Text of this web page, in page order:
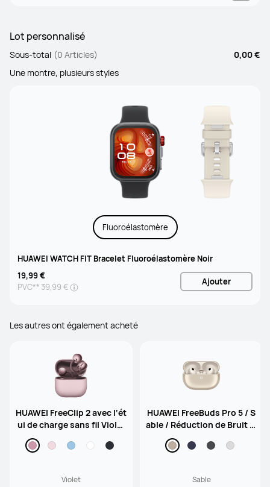
Lot personnalisé
Sous-total (0 Articles)
0,00 €
Une montre, plusieurs styles
Fluoroélastomère
HUAWEI WATCH FIT Bracelet Fluoroélastomère Noir
19,99 €
PVC** 39,99 € Ajouter
Les autres ont également acheté
HUAWEI FreeClip 2 avec l‘ét
ui de charge sans fil Violet
/ Écouteurs clip d‘oreille /
Annulation du bruit par l'IA
Violet
HUAWEI FreeBuds Pro 5 / S
able / Réduction de Bruit IA
Dual-Engine / Son Ultra Im
mersif / Appels Stables et
Sable